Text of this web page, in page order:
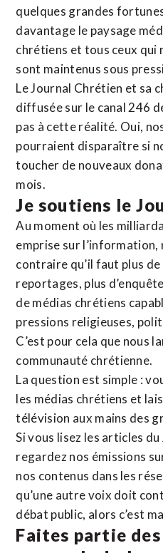
quelques grandes
davantage le paysage
chrétiens et tous ceux
sont maintenus sous
Le Journal Chrétien et sa
diffusée sur le canal 246
pas à cette réalité. Oui,
pourraient disparaître si
toucher de nouveaux
mois.
Je soutiens le
Au moment où les
emprise sur l’information,
contraire qu’il faut plus
reportages, plus
de médias chrétiens
pressions religieuses,
C’est pour cela que nous
communauté chrétienne.
La question est simple :
les médias chrétiens et
télévision aux mains des
Si vous lisez les articles
regardez nos émissions
nos contenus dans les
qu’une autre voix doit
débat public, alors c’est
Faites partie